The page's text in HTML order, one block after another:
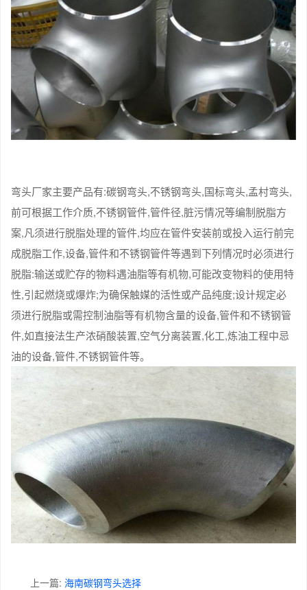
弯头厂家主要产品有:碳钢弯头,不锈钢弯头,国标弯头,孟村弯头,
前可根据工作介质,不锈钢管件,管件径,脏污情况等编制脱脂方
案,凡须进行脱脂处理的管件,均应在管件安装前或投入运行前完
成脱脂工作,设备,管件和不锈钢管件等遇到下列情况时必须进行
脱脂:输送或贮存的物料遇油脂等有机物,可能改变物料的使用特
性,引起燃烧或爆炸;为确保触媒的活性或产品纯度;设计规定必
须进行脱脂或需控制油脂等有机物含量的设备,管件和不锈钢管
件,如直接法生产浓硝酸装置,空气分离装置,化工,炼油工程中忌
油的设备,管件,不锈钢管件等。
上一篇: 海南碳钢弯头选择